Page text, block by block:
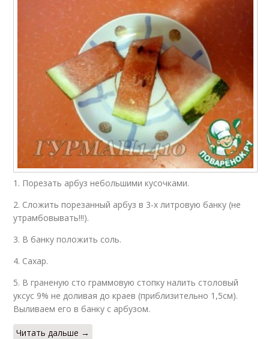
1. Порезать арбуз небольшими кусочками.
2. Сложить порезанный арбуз в 3-х литровую банку (не
утрамбовывать!!!).
3. В банку положить соль.
4. Сахар.
5. В граненую сто граммовую стопку налить столовый
уксус 9% не доливая до краев (приблизительно 1,5см).
Выливаем его в банку с арбузом.
Читать дальше →